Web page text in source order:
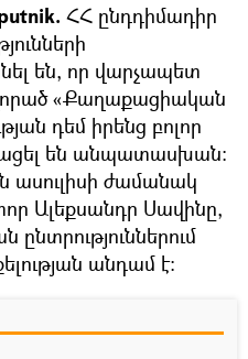
ՀՀ ընդդիմադիր
են, որ վարչապետ
«Քաղաքացիական
դեմ իրենց բոլոր
են անպատասխան։
ասուլիսի ժամանակ
Ալեքսանդր Սավինը,
անդամ է: